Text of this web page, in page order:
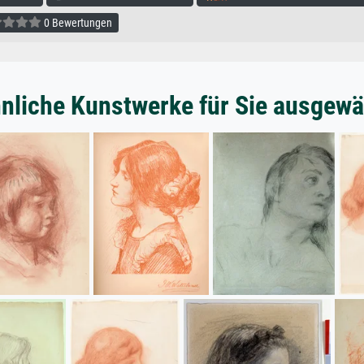
0 Bewertungen
Kunstwerke für Sie